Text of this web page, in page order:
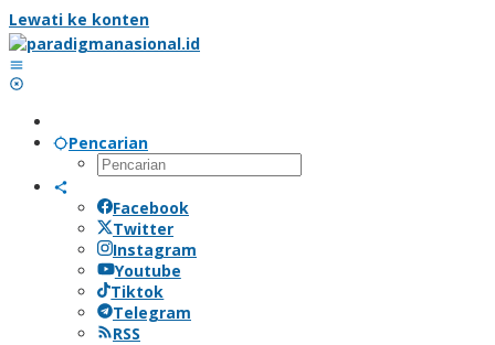
Lewati ke konten
Pencarian
Facebook
Twitter
Instagram
Youtube
Tiktok
Telegram
RSS